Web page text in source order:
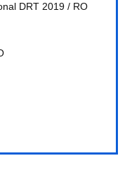
DRT 2019 / RO